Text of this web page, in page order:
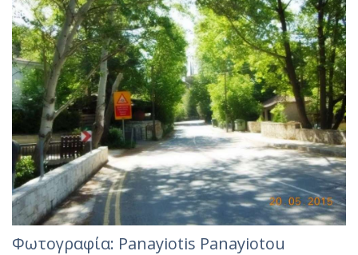
Φωτογραφία: Panayiotis Panayiotou